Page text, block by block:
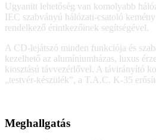
Ugyanitt lehetőség van komolyabb
IEC szabványú hálózati-csatoló
rendelkező érintkezőinek segítségével.
A CD-lejátszó minden funkciója és
kezelhető az alumíniumházas, luxus
kiosztású távvezérlővel. A távirányító
„testvér-készülék”, a T.A.C. K-35
Meghallgatás